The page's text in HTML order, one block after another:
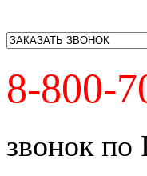
8-800-
звонок по